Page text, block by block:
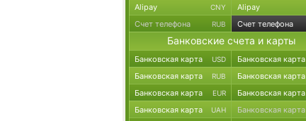
Alipay CNY Alipay
Счет телефона RUB Счет телефона
Банковские счета и карты
Банковская карта USD Банковская карта
Банковская карта RUB Банковская карта
Банковская карта EUR Банковская карта
Банковская карта UAH Банковская карта